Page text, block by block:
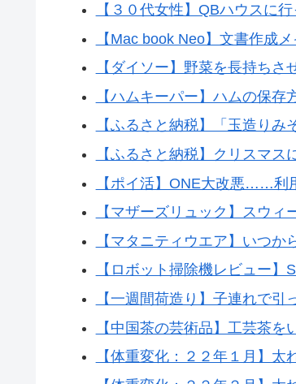
【３０代女性】QBハウスに
【Mac book Neo】文書作成
【ダイソー】野菜を長持ち
【ハムキーパー】ハムの保存
【ふるさと納税】「玉造りみ
【ふるさと納税】クリスマス
【ポイ活】ONE大改悪……利
【マザーズリュック】スウ
【マタニティウエア】いつか
【ロボット掃除機レビュー
【一週間荷造り】子連れで引
【中国茶の芸術品】工芸茶を
【体重変化：２２年１月】